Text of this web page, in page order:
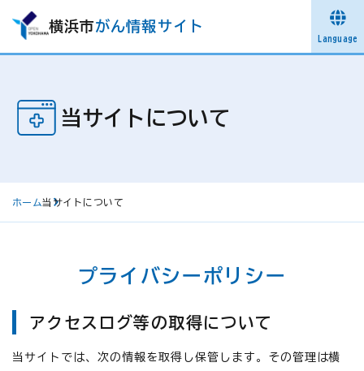
横浜市がん情報サイト
Language
当サイトについて
ホーム当サイトについて
プライバシーポリシー
アクセスログ等の取得について
当サイトでは、次の情報を取得し保管します。その管理は横